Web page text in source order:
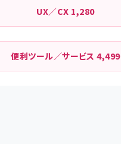
UX／CX 1,280
便利ツール／サービス4,499